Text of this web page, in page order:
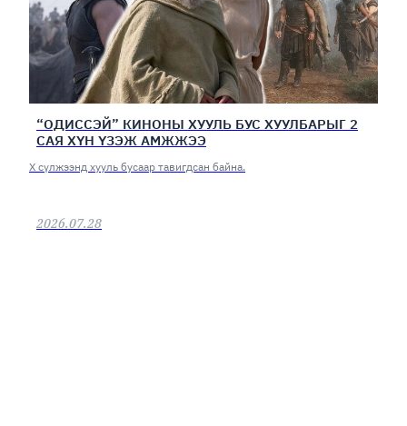
“ОДИССЭЙ” КИНОНЫ ХУУЛЬ БУС ХУУЛБАРЫГ 2
САЯ ХҮН ҮЗЭЖ АМЖЖЭЭ
Х сүлжээнд хууль бусаар тавигдсан байна.
2026.07.28